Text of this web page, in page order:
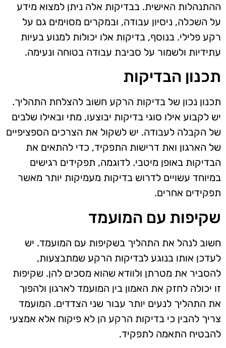
ההתנהלות האישית. בבדיקות אלה ניתן למצוא מידע
על השכלה, ניסיון עבודה, ובמקרים מסוימים גם על
רקע פלילי. בנוסף, בדיקות אלו יכולות למנוע בעיות
עתידיות ולשמור על סביבת עבודה בטוחה ונעימה.
תכנון הבדיקות
תכנון נכון של בדיקות הרקע חשוב להצלחת התהליך.
יש לקבוע אילו סוגי בדיקות יבוצעו, מתי ובאילו שלבים
של הקבלה לעבודה. יש לשקול את הצרכים הספציפיים
של הארגון ואת דרישות התפקיד, כדי להתאים את
הבדיקות באופן מיטבי. לדוגמה, תפקידים רגישים
במיוחד עשויים לדרוש בדיקות מעמיקות יותר מאשר
תפקידים אחרים.
שקיפות עם המועמד
חשוב לנהל את התהליך בשקיפות עם המועמד. יש
לעדכן אותו בנוגע לבדיקות הרקע שמתבצעות,
להסביר את מטרתן ולוודא שהוא מסכים להן. שקיפות
זו יכולה לחזק את האמון בין המועמד לארגון ולהפוך
את התהליך לנעים יותר עבור שני הצדדים. המועמד
צריך להבין כי בדיקות הרקע הן לא פיקוח אלא אמצעי
להבטיח התאמה לתפקיד.